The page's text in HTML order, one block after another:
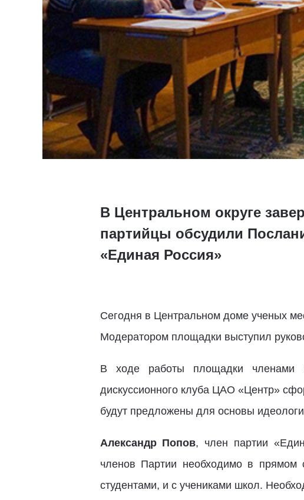
В Центральном округе
партийцы обсудили
«Единая Россия»
Сегодня в Центральном доме ученых
Модератором площадки выступил
В ходе работы площадки членами
дискуссионного клуба ЦАО «Центр»
будут предложены для основы
Александр Попов, член партии
членов Партии необходимо в
студентами, и с учениками школ.